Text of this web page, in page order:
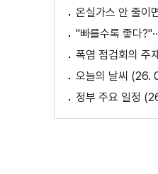
오늘의 날씨 (26.
정부 주요 일정